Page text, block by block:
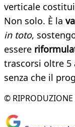
verticale
Non solo. È la
in toto,
essere
trascorsi oltre 5
senza che il
© RIPRODUZIONE